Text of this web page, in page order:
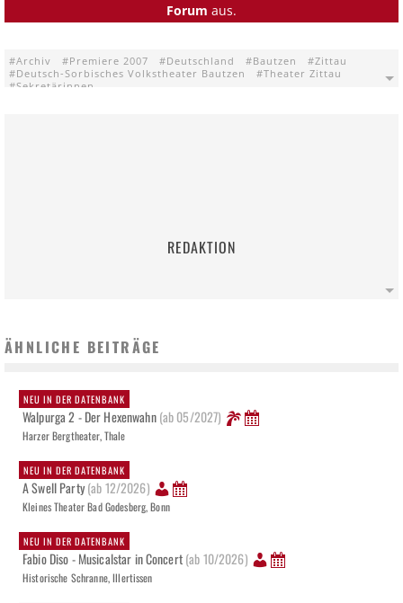
Forum aus.
Archiv Premiere 2007 Deutschland Bautzen
Zittau
Deutsch-Sorbisches Volkstheater Bautzen
Theater Zittau
Sekretärinnen
REDAKTION
ÄHNLICHE BEITRÄGE
NEU IN DER DATENBANK
Walpurga 2 - Der Hexenwahn(ab 05/2027)
Harzer Bergtheater, Thale
NEU IN DER DATENBANK
A Swell Party(ab 12/2026)
Kleines Theater Bad Godesberg, Bonn
NEU IN DER DATENBANK
Fabio Diso - Musicalstar in Concert(ab 10/2026)
Historische Schranne, Illertissen